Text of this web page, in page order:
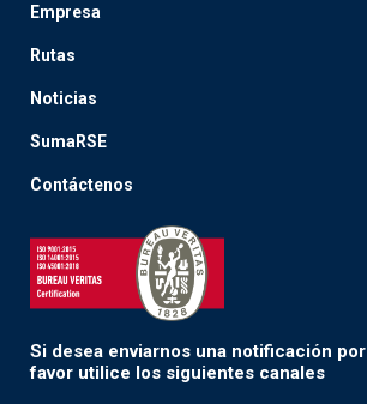
Empresa
Rutas
Noticias
SumaRSE
Contáctenos
Si desea enviarnos una notificación por
favor utilice los siguientes canales